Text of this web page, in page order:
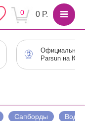
0 Р.
0
Официальный
Parsun на
Сапборды